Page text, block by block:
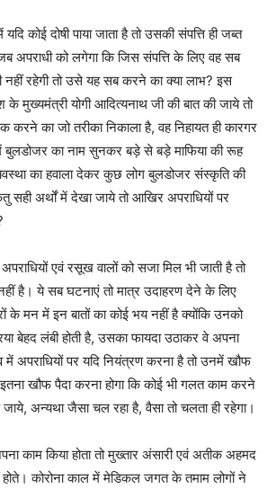
कोई दोषी पाया जाता है तो उसकी संपत्ति ही जब्त
अपराधी को लगेगा कि जिस संपत्ति के लिए वह सब
नहीं रहेगी तो उसे यह सब करने का क्या लाभ? इस
मुख्यमंत्री योगी आदित्यनाथ जी की बात की जाये तो
करने का जो तरीका निकाला है, वह निहायत ही कारगर
का नाम सुनकर बड़े से बड़े माफिया की रूह
का हवाला देकर कुछ लोग बुलडोजर संस्कृति की
सही अर्थों में देखा जाये तो आखिर अपराधियों पर
एवं रसूख वालों को सजा मिल भी जाती है तो
है। ये सब घटनाएं तो मात्र उदाहरण देने के लिए
के मन में इन बातों का कोई भय नहीं है क्योंकि उनको
बेहद लंबी होती है, उसका फायदा उठाकर वे अपना
अपराधियों पर यदि नियंत्रण करना है तो उनमें खौफ
खौफ पैदा करना होगा कि कोई भी गलत काम करने
अन्यथा जैसा चल रहा है, वैसा तो चलता ही रहेगा।
काम किया होता तो मुख्तार अंसारी एवं अतीक अहमद
होते। कोरोना काल में मेडिकल जगत के तमाम लोगों ने